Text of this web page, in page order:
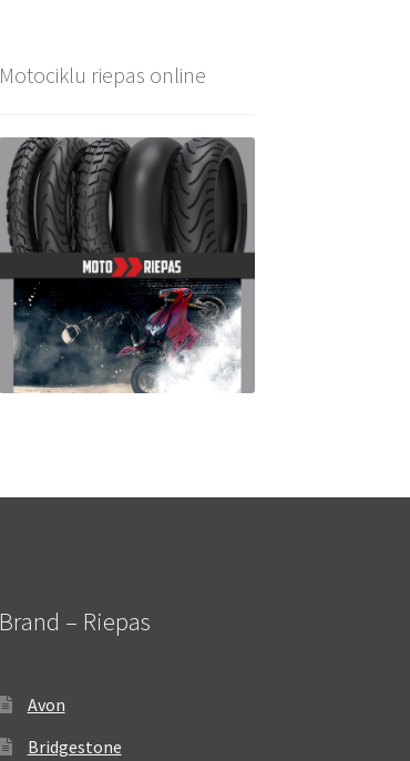
Motociklu riepas online
Brand – Riepas
Avon
Bridgestone